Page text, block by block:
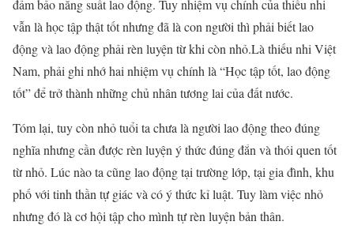
đảm bảo năng suất lao động. Tuy nhiệm vụ chính của thiếu nhi
vẫn là học tập thật tốt nhưng đã là con người thì phải biết lao
động và lao động phải rèn luyện từ khi còn nhỏ.Là thiếu nhi Việt
Nam, phải ghi nhớ hai nhiệm vụ chính là “Học tập tốt, lao động
tốt” để trở thành những chủ nhân tương lai của đất nước.
Tóm lại, tuy còn nhỏ tuổi ta chưa là người lao động theo đúng
nghĩa nhưng cần được rèn luyện ý thức đúng đắn và thói quen tốt
từ nhỏ. Lúc nào ta cũng lao động tại trường lớp, tại gia đình, khu
phố với tinh thần tự giác và có ý thức kỉ luật. Tuy làm việc nhỏ
nhưng đó là cơ hội tập cho mình tự rèn luyện bản thân.